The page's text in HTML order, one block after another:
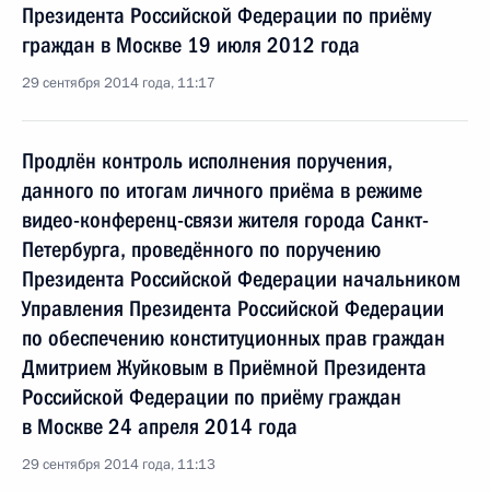
Президента Российской Федерации по приёму
граждан в Москве 19 июля 2012 года
29 сентября 2014 года, 11:17
Продлён контроль исполнения поручения,
данного по итогам личного приёма в режиме
видео-конференц-связи жителя города Санкт-
Петербурга, проведённого по поручению
Президента Российской Федерации начальником
Управления Президента Российской Федерации
по обеспечению конституционных прав граждан
Дмитрием Жуйковым в Приёмной Президента
Российской Федерации по приёму граждан
в Москве 24 апреля 2014 года
29 сентября 2014 года, 11:13